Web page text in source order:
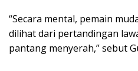
“Secara mental, pemain
dilihat dari pertandingan
pantang menyerah,” sebut